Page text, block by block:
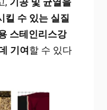
킬 수 있는 실질
스테인리스강
기여할 수 있다​